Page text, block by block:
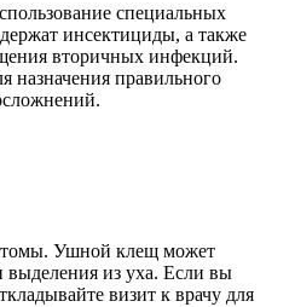
специальных
инсектициды, а также
вторичных инфекций.
назначения правильного
Ушной клещ может
выделения из уха. Если вы
визит к врачу для